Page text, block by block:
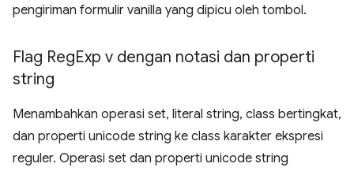
pengiriman formulir vanilla yang dipicu oleh tombol.
Flag RegExp v dengan notasi dan properti
string
Menambahkan operasi set, literal string, class bertingkat,
dan properti unicode string ke class karakter ekspresi
reguler. Operasi set dan properti unicode string